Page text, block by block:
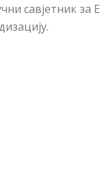
савјетник за Е